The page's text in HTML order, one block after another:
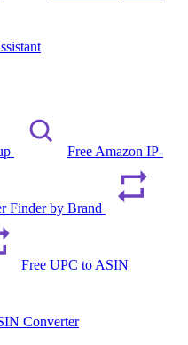
Free Amazon IP-
Finder by Brand
Free UPC to ASIN
Converter